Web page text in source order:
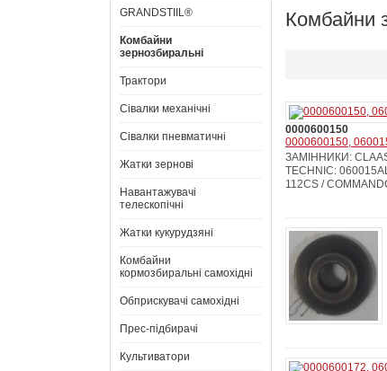
GRANDSTIIL®
Комбайни
зернозбиральні
Трактори
Сівалки механічні
Сівалки пневматичні
Жатки зернові
Навантажувачі
телескопічні
Жатки кукурудзяні
Комбайни
кормозбиральні самохідні
Обприскувачі самохідні
Прес-підбирачі
Культиватори
Комбайни
0000600150
0000600150,
ЗАМІННИКИ:
TECHNIC:
112CS /